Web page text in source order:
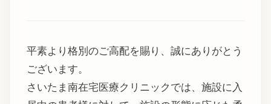
平素より格別のご高配を賜り、誠にありがとう
ございます。
さいたま南在宅医療クリニックでは、施設に入